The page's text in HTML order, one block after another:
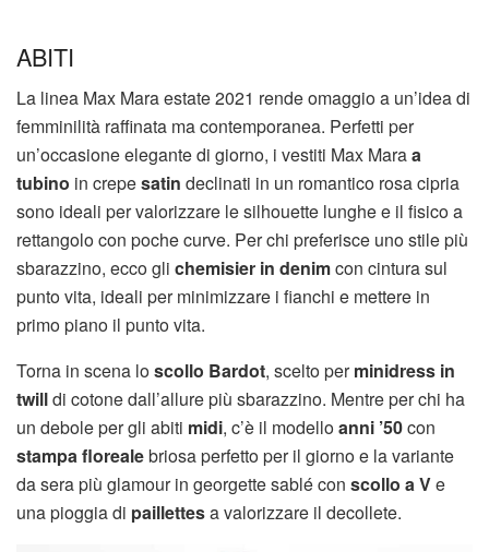
ABITI
La linea Max Mara estate 2021 rende omaggio a un’idea di
femminilità raffinata ma contemporanea. Perfetti per
un’occasione elegante di giorno, i vestiti Max Maraa
tubino in crepesatin declinati in un romantico rosa cipria
sono ideali per valorizzare le silhouette lunghe e il fisico a
rettangolo con poche curve. Per chi preferisce uno stile più
sbarazzino, ecco gli chemisier in denimcon cintura sul
punto vita, ideali per minimizzare i fianchi e mettere in
primo piano il punto vita.
Torna in scena loscollo Bardot, scelto perminidress in
twilldi cotone dall’allure più sbarazzino. Mentre per chi ha
un debole per gli abiti midi, c’è il modelloanni ’50con
stampa florealebriosa perfetto per il giorno e la variante
da sera più glamour in georgette sablé con scollo a Ve
una pioggia di paillettesa valorizzare il decollete.